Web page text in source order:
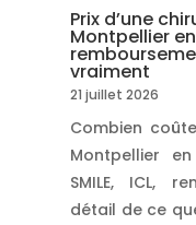
Prix d’une
Montpellier
vraiment
21 juillet 2026
Combien
Montpellier
SMILE, ICL,
détail de ce